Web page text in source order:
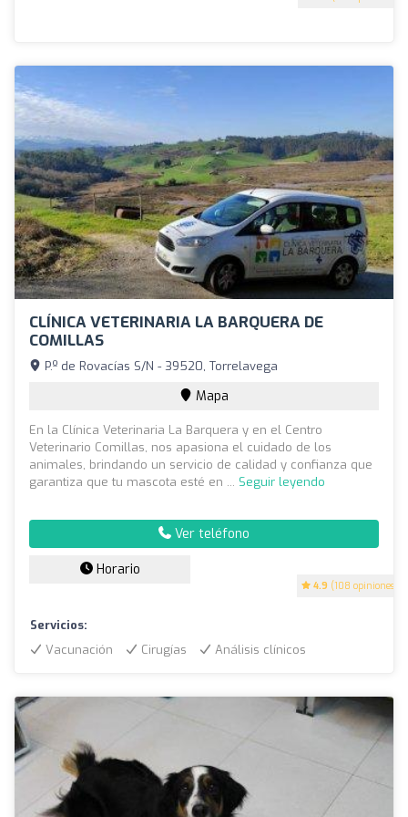
CLÍNICA VETERINARIA LA BARQUERA DE
COMILLAS
4.9 (108 opiniones)
P.º de Rovacías S/N - 39520, Torrelavega
Mapa
En la Clínica Veterinaria La Barquera y en el Centro
Veterinario Comillas, nos apasiona el cuidado de los
animales, brindando un servicio de calidad y confianza que
garantiza que tu mascota esté en ... Seguir leyendo
Ver teléfono
Horario
Servicios:
Vacunación
Cirugías Análisis clínicos